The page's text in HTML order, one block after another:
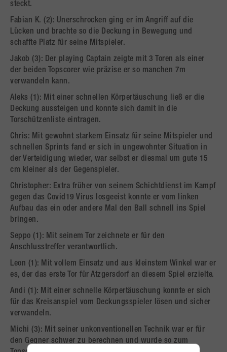
steckt.
Fabian K. (2): Unerschrocken ging er im Angriff auf die
Lücken und brachte so die Deckung in Bewegung und
schaffte Platz für seine Mitspieler.
Jakob (3): Der playing Captain zeigte mit 3 Toren als einer
der beiden Topscorer wie präzise er so manchen 7m
verwandeln kann.
Aleks (1): Mit einer schnellen Körpertäuschung ließ er die
Deckung aussteigen und konnte sich damit in die
Torschützenliste eintragen.
Chris: Mit gewohnt starkem Einsatz für seine Mitspieler und
schnellen Sprints fand er sich in ungewohnter Situation in
der Verteidigung wieder, war selbst er diesmal um gute 15
cm kleiner als der Gegenspieler.
Christopher: Extra früher von seinem Schichtdienst im Kampf
gegen das Covid19 Virus losgeeist konnte er vom linken
Aufbau das ein oder andere Mal den Ball schnell ins Spiel
bringen.
Seppo (1): Mit seinem Tor zeichnete er für den
Anschlusstreffer verantwortlich.
Leon (1): Mit vollem Einsatz und aus kleinstem Winkel war er
es, der das erste Tor für Atzgersdorf an diesem Spiel erzielte.
Andi (1): Mit einer schnelle Körpertäuschung konnte er sich
für das Kreisanspiel vom Deckungsspieler lösen und sicher
verwandeln.
Michi (3): Mit seiner unkonventionellen Technik war er für
den Gegner schwer zu berechnen und wurde so zum